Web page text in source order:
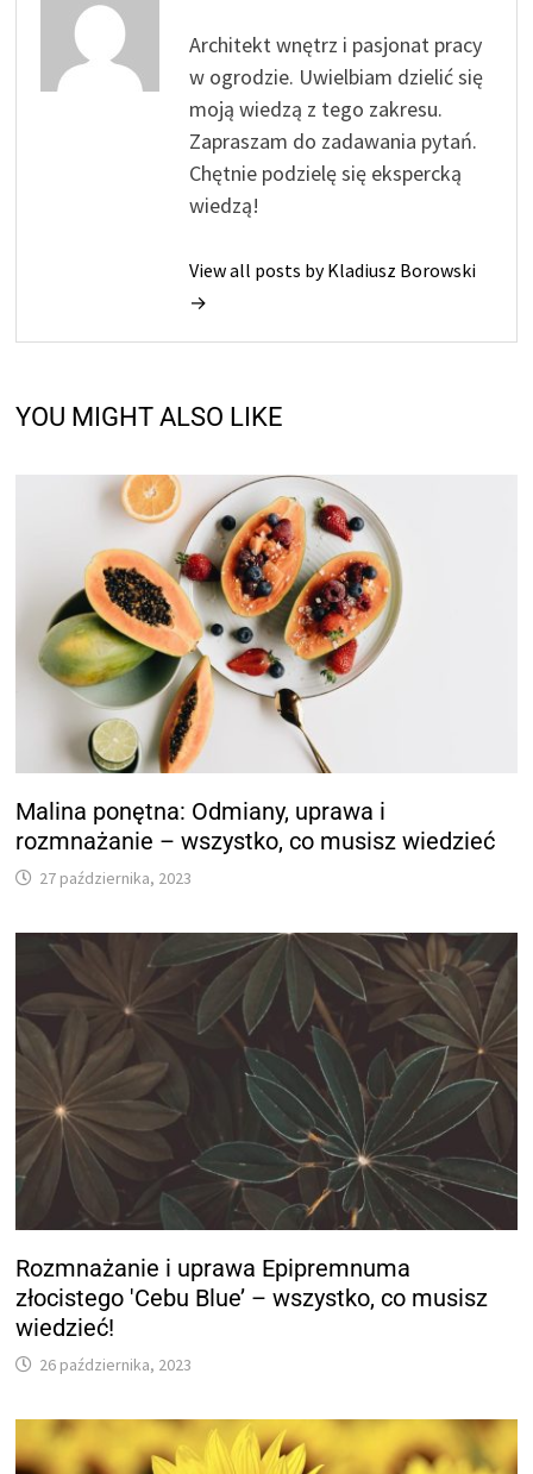
Architekt wnętrz i pasjonat pracy
w ogrodzie. Uwielbiam dzielić się
moją wiedzą z tego zakresu.
Zapraszam do zadawania pytań.
Chętnie podzielę się ekspercką
wiedzą!
View all posts by Kladiusz Borowski
→
YOU MIGHT ALSO LIKE
Malina ponętna: Odmiany, uprawa i
rozmnażanie – wszystko, co musisz wiedzieć
27 października, 2023
Rozmnażanie i uprawa Epipremnuma
złocistego 'Cebu Blue’ – wszystko, co musisz
wiedzieć!
26 października, 2023